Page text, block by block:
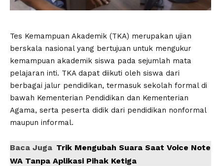
Tes Kemampuan Akademik (TKA) merupakan ujian
berskala nasional yang bertujuan untuk mengukur
kemampuan akademik siswa pada sejumlah mata
pelajaran inti. TKA dapat diikuti oleh siswa dari
berbagai jalur pendidikan, termasuk sekolah formal di
bawah Kementerian Pendidikan dan Kementerian
Agama, serta peserta didik dari pendidikan nonformal
maupun informal.
Baca Juga Trik Mengubah Suara Saat Voice Note
WA Tanpa Aplikasi Pihak Ketiga